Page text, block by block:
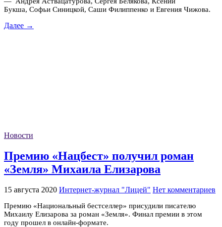
Букша, Софьи Синицкой, Саши Филиппенко и Евгения Чижова.
Далее →
Новости
Премию «Нацбест» получил роман
«Земля» Михаила Елизарова
15 августа 2020 Интернет-журнал "Лицей" Нет комментариев
Премию «Национальный бестселлер» присудили писателю
Михаилу Елизарова за роман «Земля». Финал премии в этом
году прошел в онлайн-формате.